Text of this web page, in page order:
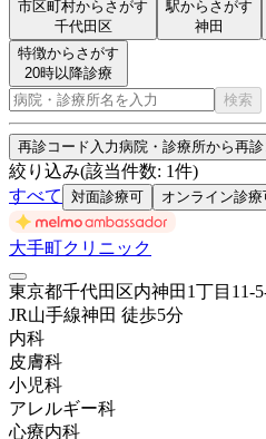
市区町村からさがす
千代田区
駅からさがす
神田
特徴からさがす
20時以降診療
検索
再診コード入力病院・診療所から再
絞り込み(該当件数: 1件)
すべて
対面診療可 オンライン診療
大手町クリニック
東京都千代田区内神田1丁目11-
JR山手線神田 徒歩5分
内科
皮膚科
小児科
アレルギー科
心療内科